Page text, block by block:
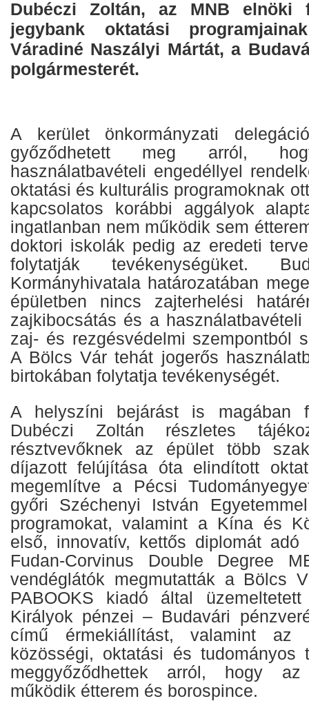
Dubéczi Zoltán, az MNB elnöki
jegybank oktatási
Váradiné Naszályi Mártát, a
polgármesterét.
A kerület önkormányzati
győződhetett meg arról,
használatbavételi engedéllyel
oktatási és kulturális programoknak
kapcsolatos korábbi aggályok
ingatlanban nem működik sem
doktori iskolák pedig az eredeti
folytatják tevékenységüket.
Kormányhivatala határozatában
épületben nincs zajterhelési
zajkibocsátás és a
zaj- és rezgésvédelmi szempontból
A Bölcs Vár tehát jogerős
birtokában folytatja tevékenységét.
A helyszíni bejárást is magában
Dubéczi Zoltán részletes
résztvevőknek az épület több
díjazott felújítása óta elindított
megemlítve a Pécsi
győri Széchenyi István
programokat, valamint a Kína és
első, innovatív, kettős diplomát adó
Fudan-Corvinus Double Degree
vendéglátók megmutatták a Bölcs
PABOOKS kiadó által
Királyok pénzei – Budavári
című érmekiállítást, valamint az
közösségi, oktatási és tudományos
meggyőződhettek arról, hogy
működik étterem és borospince.